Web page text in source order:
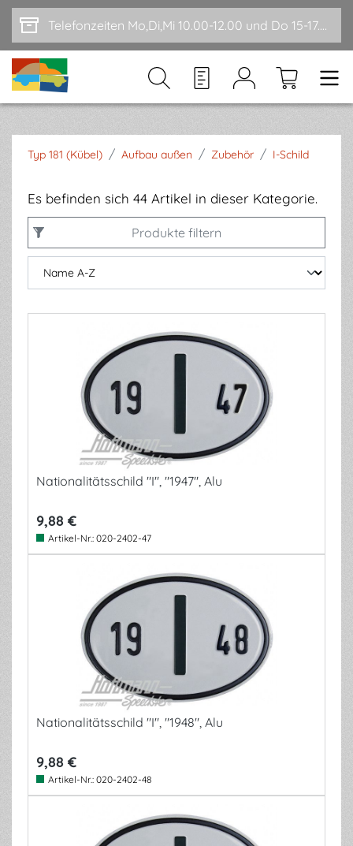
Zum Hauptinhalt springen Telefonzeiten Mo,Di,Mi 10.00-12.00 und Do 15-17.00
Typ 181 (Kübel) / Aufbau außen / Zubehör / I-Schild
Es befinden sich 44 Artikel in dieser Kategorie.
Produkte filtern
Nationalitätsschild "I", "1947", Alu
9,88 €
Artikel-Nr.: 020-2402-47
Nationalitätsschild "I", "1948", Alu
9,88 €
Artikel-Nr.: 020-2402-48